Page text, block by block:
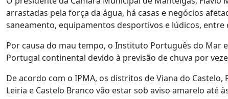
arrastadas pela força da água, há casas e negócios
saneamento, equipamentos desportivos e lúdicos, entre
Por causa do mau tempo, o Instituto Português do Mar
Portugal continental devido à previsão de chuva por
De acordo com o IPMA, os distritos de Viana do Castelo,
Leiria e Castelo Branco vão estar sob aviso amarelo até